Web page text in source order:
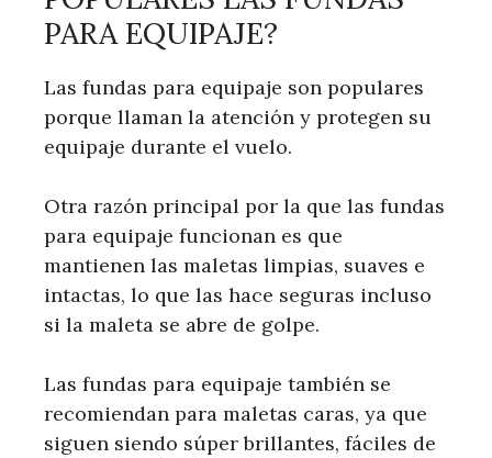
PARA EQUIPAJE?
Las fundas para equipaje son populares
porque llaman la atención y protegen su
equipaje durante el vuelo.
Otra razón principal por la que las fundas
para equipaje funcionan es que
mantienen las maletas limpias, suaves e
intactas, lo que las hace seguras incluso
si la maleta se abre de golpe.
Las fundas para equipaje también se
recomiendan para maletas caras, ya que
siguen siendo súper brillantes, fáciles de